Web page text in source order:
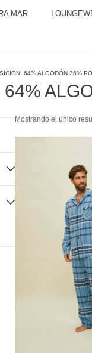
MAR
64% ALGODÓN 36%
Mostrando el único